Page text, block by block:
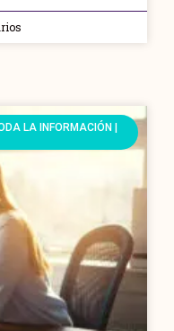
LA INFORMACIÓN |